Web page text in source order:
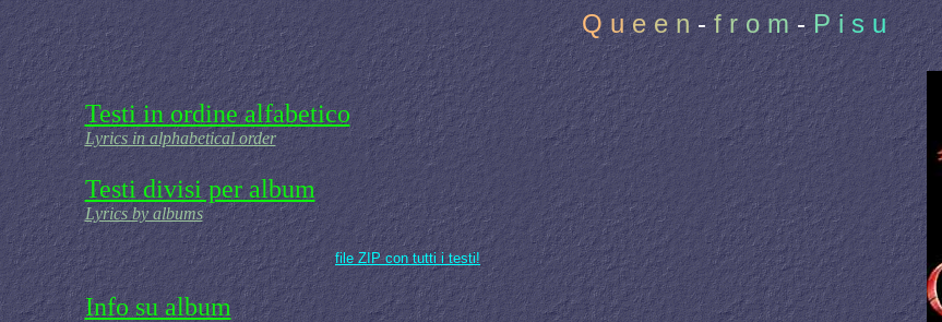
Q u e e n -f r o m-P i s u
Testi in ordine alfabetico
Lyrics in alphabetical order
Testi divisi per album
Lyrics by albums
file ZIP con tutti i testi!
Info su album